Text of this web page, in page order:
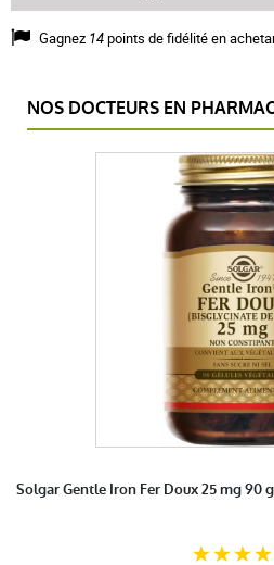
Gagnez 14points de fidélité en
NOS DOCTEURS EN
Solgar Gentle Iron Fer Doux 25 mg 90